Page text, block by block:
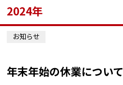
2024年
お知らせ
年末年始の休業について